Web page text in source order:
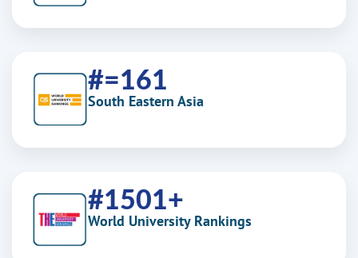
#=161
South Eastern Asia
#1501+
World University Rankings